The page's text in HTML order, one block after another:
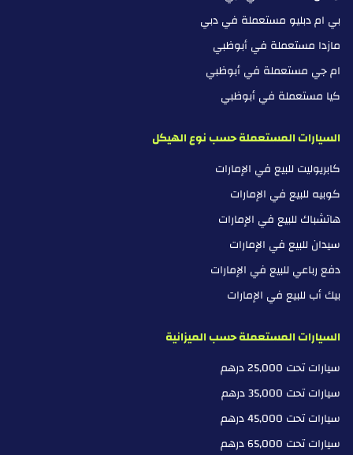
بي ام دبليو مستعملة في دبي
مازدا مستعملة في أبوظبي
ام جي مستعملة في أبوظبي
كيا مستعملة في أبوظبي
السيارات المستعملة حسب نوع الهيكل
كابريوليت للبيع في الإمارات
كوبيه للبيع في الإمارات
هاتشباك للبيع في الإمارات
سيدان للبيع في الإمارات
دفع رباعي للبيع في الإمارات
بيك أب للبيع في الإمارات
السيارات المستعملة حسب الميزانية
سيارات تحت 25,000 درهم
سيارات تحت 35,000 درهم
سيارات تحت 45,000 درهم
سيارات تحت 65,000 درهم